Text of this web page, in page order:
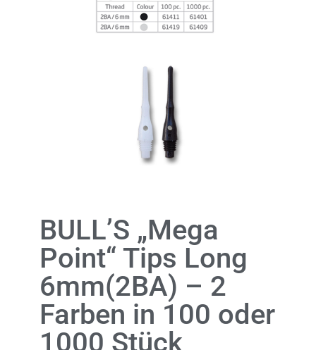
BULL’S „Mega
Point“ Tips Long
6mm(2BA) – 2
Farben in 100 oder
1000 Stück